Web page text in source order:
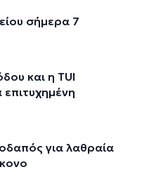
σήμερα 7
και η TUI
επιτυχημένη
για λαθραία